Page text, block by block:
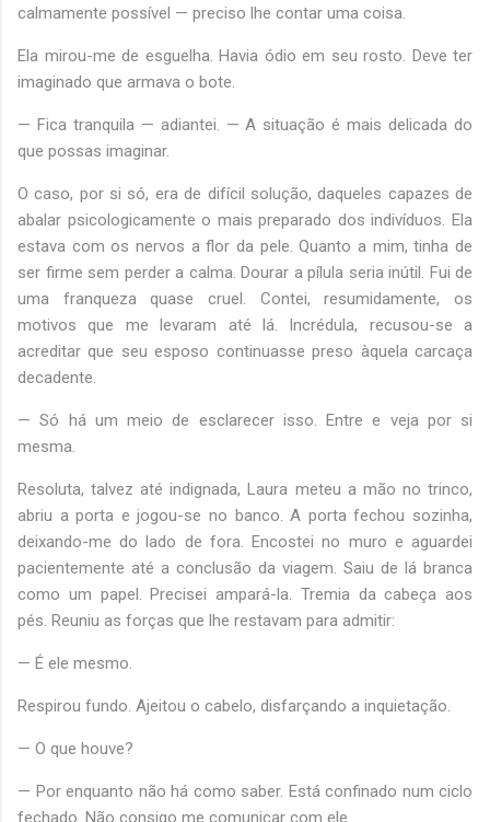
calmamente possível — preciso lhe contar uma coisa.
Ela mirou-me de esguelha. Havia ódio em seu rosto. Deve ter
imaginado que armava o bote.
— Fica tranquila — adiantei. — A situação é mais delicada do
que possas imaginar.
O caso, por si só, era de difícil solução, daqueles capazes de
abalar psicologicamente o mais preparado dos indivíduos. Ela
estava com os nervos a flor da pele. Quanto a mim, tinha de
ser firme sem perder a calma. Dourar a pílula seria inútil. Fui de
uma franqueza quase cruel. Contei, resumidamente, os
motivos que me levaram até lá. Incrédula, recusou-se a
acreditar que seu esposo continuasse preso àquela carcaça
decadente.
— Só há um meio de esclarecer isso. Entre e veja por si
mesma.
Resoluta, talvez até indignada, Laura meteu a mão no trinco,
abriu a porta e jogou-se no banco. A porta fechou sozinha,
deixando-me do lado de fora. Encostei no muro e aguardei
pacientemente até a conclusão da viagem. Saiu de lá branca
como um papel. Precisei ampará-la. Tremia da cabeça aos
pés. Reuniu as forças que lhe restavam para admitir:
— É ele mesmo.
Respirou fundo. Ajeitou o cabelo, disfarçando a inquietação.
— O que houve?
— Por enquanto não há como saber. Está confinado num ciclo
fechado. Não consigo me comunicar com ele.